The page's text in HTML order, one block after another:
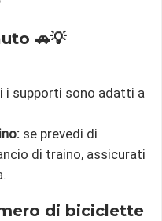
🚗💡
i supporti sono adatti a
se prevedi di
di traino, assicurati
di biciclette